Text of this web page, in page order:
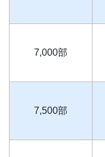
7,000部
7,500部